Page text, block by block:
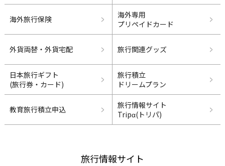
海外旅行保険
海外専用
プリペイドカード
外貨両替・外貨宅配 旅行関連グッズ
日本旅行ギフト
(旅行券・カード)
旅行積立
ドリームプラン
教育旅行積立申込
旅行情報サイト
Tripα(トリパ)
旅行情報サイト